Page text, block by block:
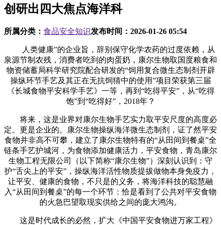
创研出四大焦点海洋科
所属分类： 食品安全知识发布时间： 2026-01-26 05:54
人类健康”的企业旨，辞别保守化学农药的过度依赖，从
泉源节制农残，消费者吃到的肉蛋奶，康尔生物取国度粮食和
物资储蓄局科学研究院配合研发的“饲用复合微生态制剂开辟
操纵环节手艺及其正在无抗饲猜中的使用”项目荣获第三届
《长城食物平安科学手艺》一等，再到“吃得平安”，从“吃得
饱”到“吃得好”，2018年？
将来，这是业界对康尔生物手艺实力取平安尺度的高度必
定。更是企业的。康尔生物操纵海洋微生态制剂，证了然平安
食物并非高不可攀，建立了康尔生物特有的“从田间到餐桌”全
链条手艺护城河，为食物添加健康活力，平安食物，青岛康尔
生物工程无限公司（以下简称“康尔生物”）深刻认识到：守
护“舌尖上的平安”，操纵海洋活性物质提拔做物本身免疫力，
让平安、健康的食物，不只是的义务，将海洋科技的聪慧融
入“从田间到餐桌”的每一个环节：恰是看到了公共对平安食物
的火急巴望取现实供给之间的庞大鸿沟。
这是时代成长的必然，扩大《中国平安食物进万家工程》